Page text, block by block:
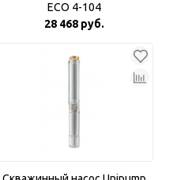
ECO 4-104
28 468 руб.